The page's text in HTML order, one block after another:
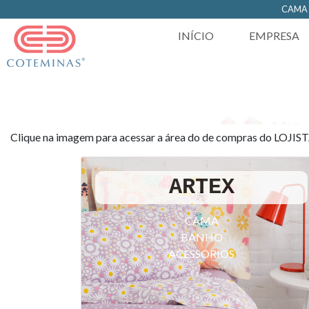
INÍCIO EMPRESA
Clique na imagem para acessar a área do de compras do
ARTEX
CAMA
BANHO
ACESSORIOS